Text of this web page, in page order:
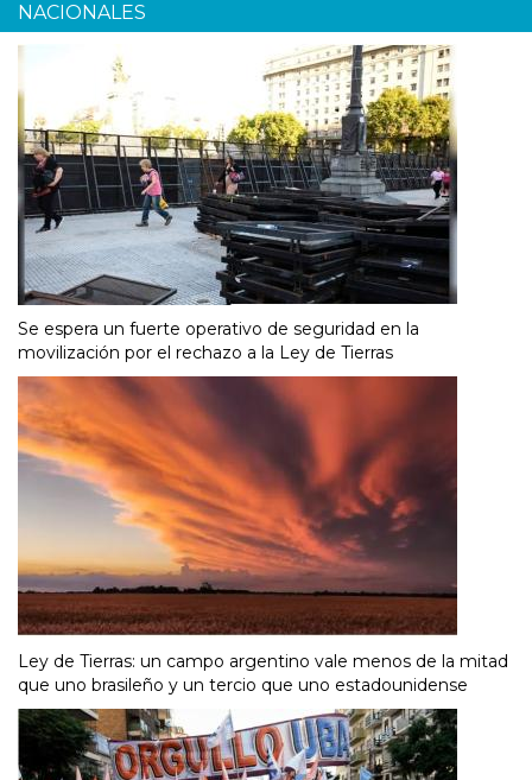
NACIONALES
Se espera un fuerte operativo de seguridad en la
movilización por el rechazo a la Ley de Tierras
Ley de Tierras: un campo argentino vale menos de la mitad
que uno brasileño y un tercio que uno estadounidense